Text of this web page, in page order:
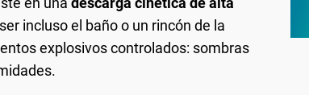
incluso el baño o un rincón de la
explosivos controlados: sombras